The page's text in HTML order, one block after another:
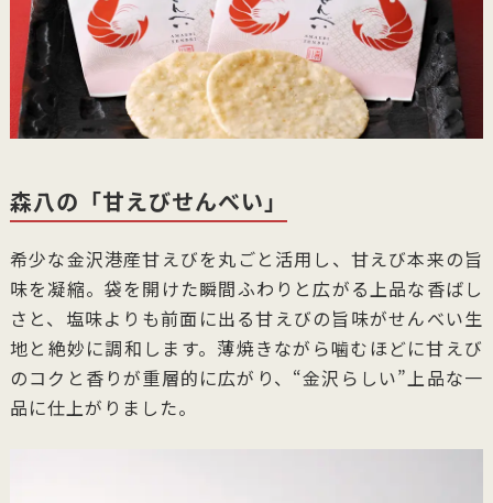
森八の「甘えびせんべい」
希少な金沢港産甘えびを丸ごと活用し、甘えび本来の旨
味を凝縮。袋を開けた瞬間ふわりと広がる上品な香ばし
さと、塩味よりも前面に出る甘えびの旨味がせんべい生
地と絶妙に調和します。薄焼きながら噛むほどに甘えび
のコクと香りが重層的に広がり、“金沢らしい”上品な一
品に仕上がりました。